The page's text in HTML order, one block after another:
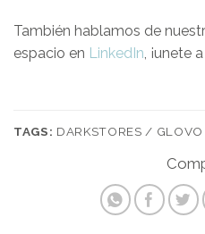
También hablamos de
espacio en LinkedIn, ¡unete
TAGS: DARKSTORES /